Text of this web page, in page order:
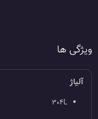
ویژگی ها
آلیاژ
304L